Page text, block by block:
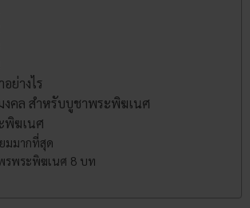
ย่างไร
งคล สำหรับบูชาพระพิฆเนศ
พิฆเนศ
มมากที่สุด
รพระพิฆเนศ 8 บท